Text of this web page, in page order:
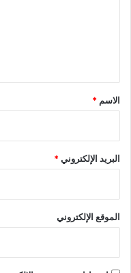
*
الاسم *
البريد الإلكتروني*
الموقع الإلكتروني